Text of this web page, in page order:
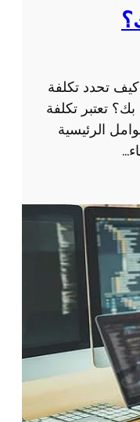
تحدد تكلفة
تعتبر تكلفة
الرئيسية